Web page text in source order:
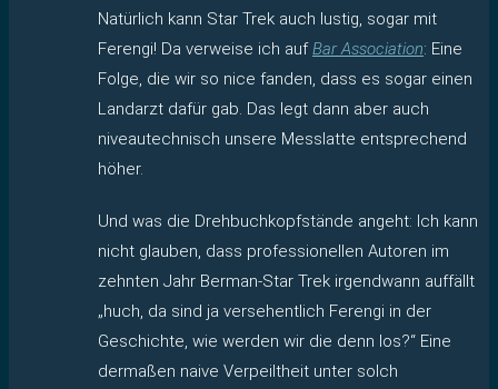
Natürlich kann Star Trek auch lustig, sogar mit
Ferengi! Da verweise ich aufBar Association: Eine
Folge, die wir so nice fanden, dass es sogar einen
Landarzt dafür gab. Das legt dann aber auch
niveautechnisch unsere Messlatte entsprechend
höher.
Und was die Drehbuchkopfstände angeht: Ich kann
nicht glauben, dass professionellen Autoren im
zehnten Jahr Berman-Star Trek irgendwann auffällt
„huch, da sind ja versehentlich Ferengi in der
Geschichte, wie werden wir die denn los?“ Eine
dermaßen naive Verpeiltheit unter solch